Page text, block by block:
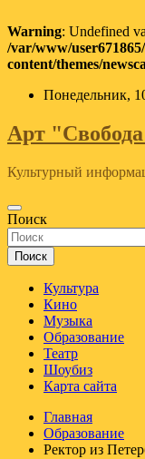
Warning: Undefined
/var/www/
content/themes/
Перейти
содержимому
Понедельник,
Арт
Культурный
Поиск
Поиск
Культура
Кино
Музыка
Образование
Театр
Шоубиз
Карта сайта
Главная
Образование
Ректор из